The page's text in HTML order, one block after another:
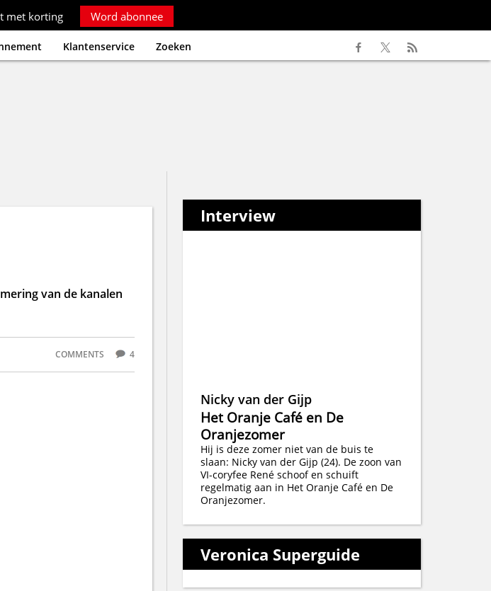
met korting Word abonnee
Klantenservice Zoeken
van de kanalen
COMMENTS 4
Interview
Nicky van der Gijp
Het Oranje Café en De
Oranjezomer
Hij is deze zomer niet van de buis te
slaan: Nicky van der Gijp (24). De zoon van
VI-coryfee René schoof en schuift
regelmatig aan in Het Oranje Café en De
Oranjezomer.
Veronica Superguide